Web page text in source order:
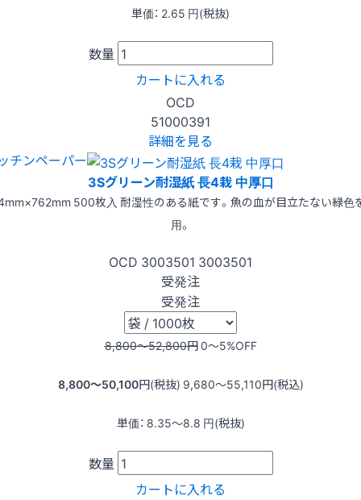
単価： 2.65 円(税抜)
数量
カートに入れる
OCD
51000391
詳細を見る
チンペーパー
3Sグリーン耐湿紙 長4栽 中厚口
500枚入 耐湿性のある紙です。魚の血が目立たない緑色
用。
OCD 3003501 3003501
受発注
受発注
8,800〜52,800円0〜5%OFF
8,800〜50,100円(税抜) 9,680〜55,110円(税込)
単価： 8.35〜8.8 円(税抜)
数量
カートに入れる